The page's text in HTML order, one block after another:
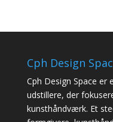
Cph Design
Cph Design Space er
udstillere, der
kunsthåndværk. Et